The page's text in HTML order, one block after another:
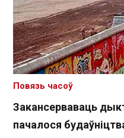
Закансерваваць
пачалося
Повязь часоў